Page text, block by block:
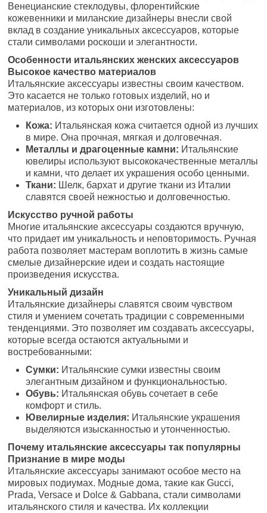
Венецианские стеклодувы, флорентийские
кожевенники и миланские дизайнеры внесли свой
вклад в создание уникальных аксессуаров, которые
стали символами роскоши и элегантности.
Особенности итальянских женских аксессуаров
Высокое качество материалов
Итальянские аксессуары известны своим качеством.
Это касается не только готовых изделий, но и
материалов, из которых они изготовлены:
Кожа: Итальянская кожа считается одной из лучших
в мире. Она прочная, мягкая и долговечная.
Металлы и драгоценные камни: Итальянские
ювелиры используют высококачественные металлы
и камни, что делает их украшения особо ценными.
Ткани: Шелк, бархат и другие ткани из Италии
славятся своей нежностью и долговечностью.
Искусство ручной работы
Многие итальянские аксессуары создаются вручную,
что придает им уникальность и неповторимость. Ручная
работа позволяет мастерам воплотить в жизнь самые
смелые дизайнерские идеи и создать настоящие
произведения искусства.
Уникальный дизайн
Итальянские дизайнеры славятся своим чувством
стиля и умением сочетать традиции с современными
тенденциями. Это позволяет им создавать аксессуары,
которые всегда остаются актуальными и
востребованными:
Сумки: Итальянские сумки известны своим
элегантным дизайном и функциональностью.
Обувь: Итальянская обувь сочетает в себе
комфорт и стиль.
Ювелирные изделия: Итальянские украшения
выделяются изысканностью и утонченностью.
Почему итальянские аксессуары так популярны
Признание в мире моды
Итальянские аксессуары занимают особое место на
мировых подиумах. Модные дома, такие как Gucci,
Prada, Versace и Dolce & Gabbana, стали символами
итальянского стиля и качества. Их коллекции